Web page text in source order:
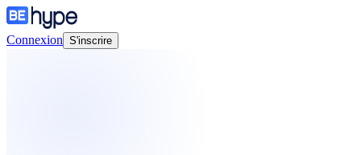
Connexion S'inscrire